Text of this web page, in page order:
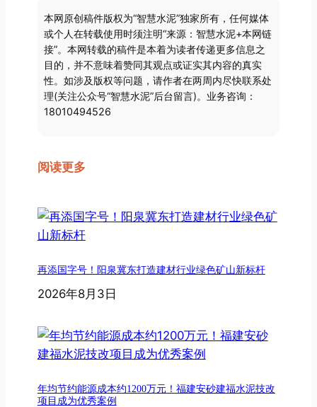
本网原创稿件版权为“智慧水泥”独家所有，任何媒体
或个人在转载使用时须注明“来源：智慧水泥+本网链
接”。本网转载的稿件是本着为读者传递更多信息之
目的，并不意味着赞同其观点或证实其内容的真实
性。如涉及版权等问题，请作者在两周内尽快联系处
理(关注公众号“智慧水泥”后台留言)。业务咨询：
18010494526
阅读更多
再添国字号！阳泉冀东打造建材行业绿色矿山新标杆
2026年8月3日
年均节约能源成本约1200万元！福建安砂建福水泥技改
项目成为优秀案例